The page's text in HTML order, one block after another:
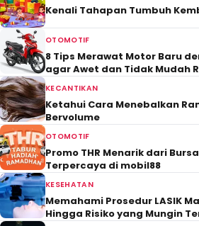
Kenali Tahapan Tumbuh
OTOMOTIF
8 Tips Merawat Motor Baru
agar Awet dan Tidak Mudah
KECANTIKAN
Ketahui Cara Menebalkan
Bervolume
OTOMOTIF
Promo THR Menarik dari
Terpercaya di mobil88
KESEHATAN
Memahami Prosedur LASIK
Hingga Risiko yang Mungin